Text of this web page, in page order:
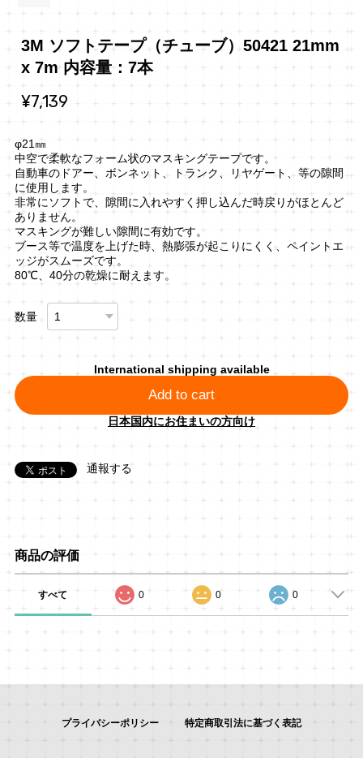
3M ソフトテープ（チューブ）50421 21mm
x 7m 内容量：7本
¥7,139
φ21㎜
中空で柔軟なフォーム状のマスキングテープです。
自動車のドアー、ボンネット、トランク、リヤゲート、等の隙間
に使用します。
非常にソフトで、隙間に入れやすく押し込んだ時戻りがほとんど
ありません。
マスキングが難しい隙間に有効です。
ブース等で温度を上げた時、熱膨張が起こりにくく、ペイントエ
ッジがスムーズです。
80℃、40分の乾燥に耐えます。
数量
International shipping available
Add to cart
日本国内にお住まいの方向け
通報する
商品の評価
すべて 0 0 0
プライバシーポリシー 特定商取引法に基づく表記